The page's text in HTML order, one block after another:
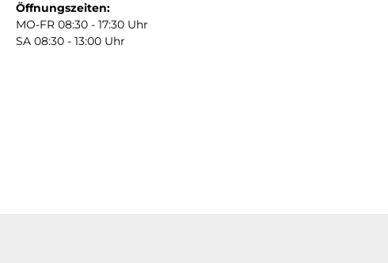
Öffnungszeiten:
MO-FR 08:30 - 17:30 Uhr
SA 08:30 - 13:00 Uhr